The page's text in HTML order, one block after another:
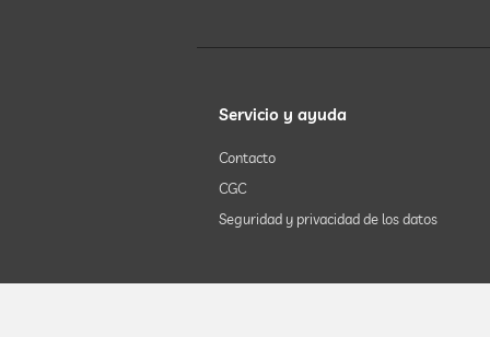
Servicio y ayuda
Contacto
CGC
Seguridad y privacidad de los datos